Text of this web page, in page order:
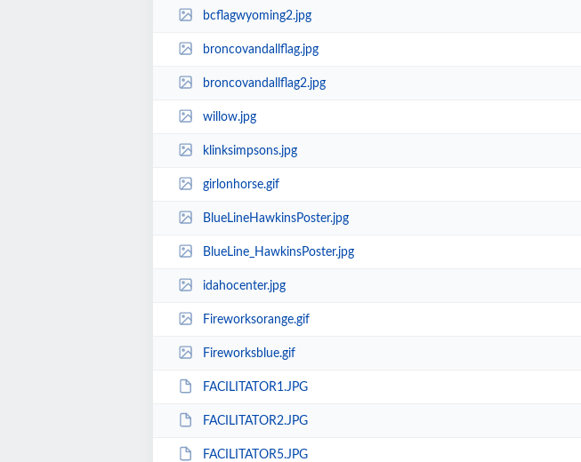
bcflagwyoming2.jpg
broncovandallflag.jpg
broncovandallflag2.jpg
willow.jpg
klinksimpsons.jpg
girlonhorse.gif
BlueLineHawkinsPoster.jpg
BlueLine_HawkinsPoster.jpg
idahocenter.jpg
Fireworksorange.gif
Fireworksblue.gif
FACILITATOR1.JPG
FACILITATOR2.JPG
FACILITATOR5.JPG